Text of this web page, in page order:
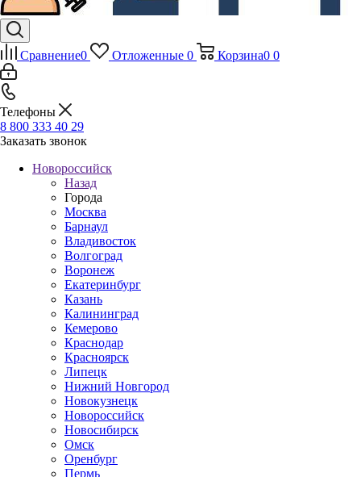
Сравнение0 Отложенные 0 Корзина0 0
Телефоны
8 800 333 40 29
Заказать звонок
Новороссийск
Назад
Города
Москва
Барнаул
Владивосток
Волгоград
Воронеж
Екатеринбург
Казань
Калининград
Кемерово
Краснодар
Красноярск
Липецк
Нижний Новгород
Новокузнецк
Новороссийск
Новосибирск
Омск
Оренбург
Пермь